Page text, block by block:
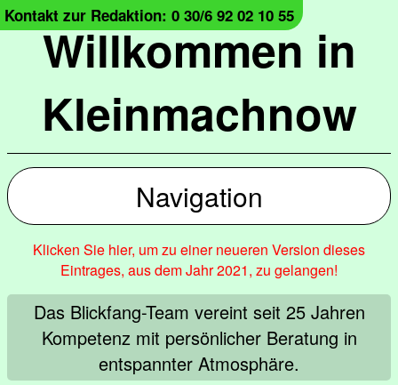
Willkommen in
Kleinmachnow
Kontakt zur Redaktion: 0 30/6 92 02 10 55
Navigation
Klicken Sie hier, um zu einer neueren Version dieses
Eintrages, aus dem Jahr 2021, zu gelangen!
Das Blickfang-Team vereint seit 25 Jahren
Kompetenz mit persönlicher Beratung in
entspannter Atmosphäre.